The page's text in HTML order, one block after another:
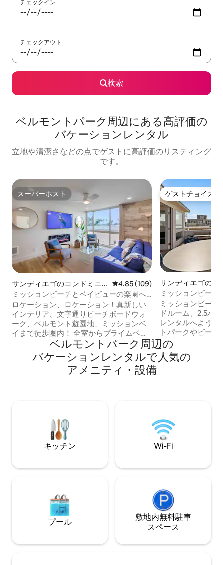
チェックイン
チェックアウト
検索
ベルモントパーク⁠周⁠辺⁠に⁠あ⁠る高⁠評⁠価⁠の
バ⁠ケ⁠ー⁠シ⁠ョ⁠ン⁠レ⁠ン⁠タ⁠ル
立地や清潔さなどの点でゲストに高評価のリスティング
です。
スーパーホスト
スーパーホスト
サンディエゴのコンドミニ
アム
レビュー109件、5つ星中4.85つ
4.85 (109)
ミッションビーチとベイビューの楽園へ
の道
ロケーション、ロケーション！真新しい
インテリア、文字通りビーチボードウォ
ーク、ベルモント遊園地、ミッションベ
イまで徒歩圏内！ 全室からプライムベイ
ビューとシーワールドをお楽しみいただ
けます。日の出とともに目覚め、ヤシの
木に囲まれた楽園で恋に落ちましょう。
この魅力的なビーチ半島では、海岸アク
ガスランプ、リトルイタリー、クリスタ
ルピア、オーシャンビーチ、コロナド
島、ラホヤ湾まで数分です！
ゲストチョイス
ゲストチョイス
サンディエゴの一
ミッションビーチ
ャンビュー | 屋上
ミッションビー
ドルーム、2.5バ
レンタルへようこ
トパークやビー
宿泊施設は、最高
シャンビューの専
な設備を備えてい
含まれています。
から7マイルです
ベルモントパーク⁠周⁠辺⁠の
バ⁠ケ⁠ー⁠シ⁠ョ⁠ン⁠レ⁠ン⁠タ⁠ル⁠で人⁠気⁠の
ア⁠メ⁠ニ⁠テ⁠ィ⁠・⁠設⁠備
キッチン Wi-Fi
プール
敷地内無料駐⁠車
ス⁠ペ⁠ー⁠ス